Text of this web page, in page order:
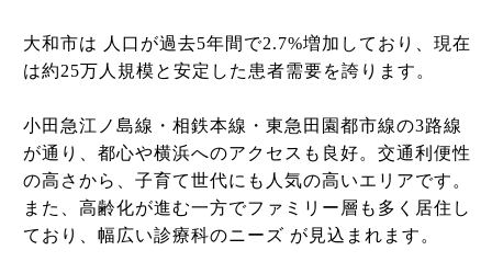
大和市は 人口が過去5年間で2.7%増加しており、現在
は約25万人規模と安定した患者需要を誇ります。
小田急江ノ島線・相鉄本線・東急田園都市線の3路線
が通り、都心や横浜へのアクセスも良好。交通利便性
の高さから、子育て世代にも人気の高いエリアです。
また、高齢化が進む一方でファミリー層も多く居住し
ており、幅広い診療科のニーズ が見込まれます。